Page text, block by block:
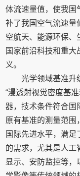
体流速量值，使我国
补了我国空气流速量
空航天、能源环保、
国家前沿科技和重
义。
光学领域基准升
“漫透射视觉密度基
器，技术条件符合国
原有基准的测量范围
国际先进水平，满
的需求，尤其是人工
显示、安防监控等，